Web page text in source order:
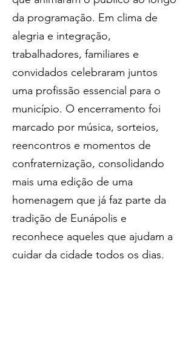
da programação. Em clima de
alegria e integração,
trabalhadores, familiares e
convidados celebraram juntos
uma profissão essencial para o
município. O encerramento foi
marcado por música, sorteios,
reencontros e momentos de
confraternização, consolidando
mais uma edição de uma
homenagem que já faz parte da
tradição de Eunápolis e
reconhece aqueles que ajudam a
cuidar da cidade todos os dias.